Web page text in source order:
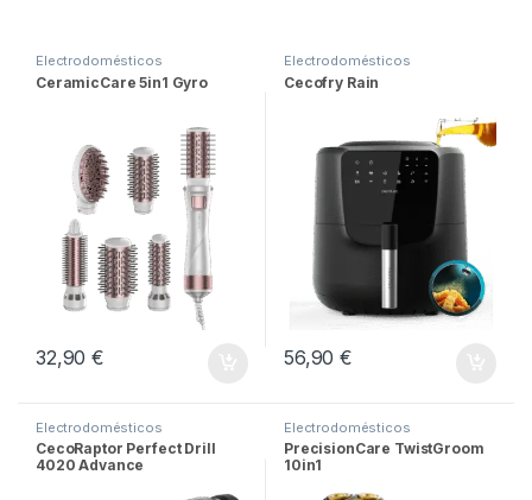
Electrodomésticos
CeramicCare 5in1 Gyro
32,90€
Electrodomésticos
Cecofry Rain
56,90€
Electrodomésticos
CecoRaptor Perfect Drill
4020 Advance
Electrodomésticos
PrecisionCare TwistGroom
10in1